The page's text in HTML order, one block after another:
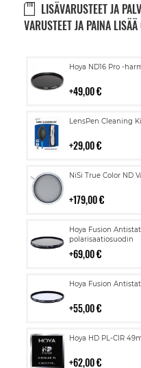
LISÄVARUSTEET JA
VARUSTEET JA PAINA
Hoya ND16 Pro -
49,00 €
Lisää
LensPen Cleaning
29,00 €
Lisää
NiSi True Color ND
179,00 €
Lisää
Hoya Fusion
polarisaatiosuodin
69,00 €
Lisää
ostoskoriin
Hoya Fusion
55,00 €
Lisää
Hoya HD PL-CIR
62,00 €
Lisää